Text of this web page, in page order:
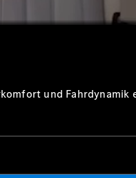
ein Eindruck des gesamten
und Fahrdynamik